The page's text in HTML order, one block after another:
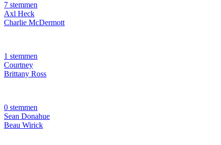
7 stemmen
Axl Heck
Charlie McDermott
1 stemmen
Courtney
Brittany Ross
0 stemmen
Sean Donahue
Beau Wirick